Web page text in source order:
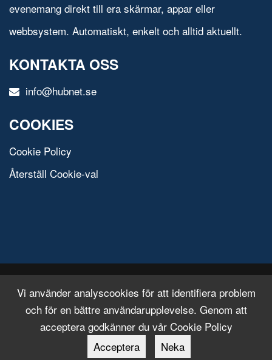
Vi använder analyscookies för att identifiera problem
och för en bättre användarupplevelse. Genom att
acceptera godkänner du vår Cookie Policy
Acceptera
Neka
evenemang direkt till era skärmar, appar eller
webbsystem. Automatiskt, enkelt och alltid aktuellt.
KONTAKTA OSS
info@hubnet.se
COOKIES
Cookie Policy
Återställ Cookie-val